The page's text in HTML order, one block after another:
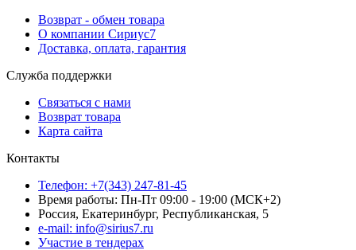
Возврат - обмен товара
О компании Сириус7
Доставка, оплата, гарантия
Служба поддержки
Связаться с нами
Возврат товара
Карта сайта
Контакты
Телефон: +7(343) 247-81-45
Время работы: Пн-Пт 09:00 - 19:00 (МСК+2)
Россия, Екатеринбург, Республиканская, 5
e-mail: info@sirius7.ru
Участие в тендерах